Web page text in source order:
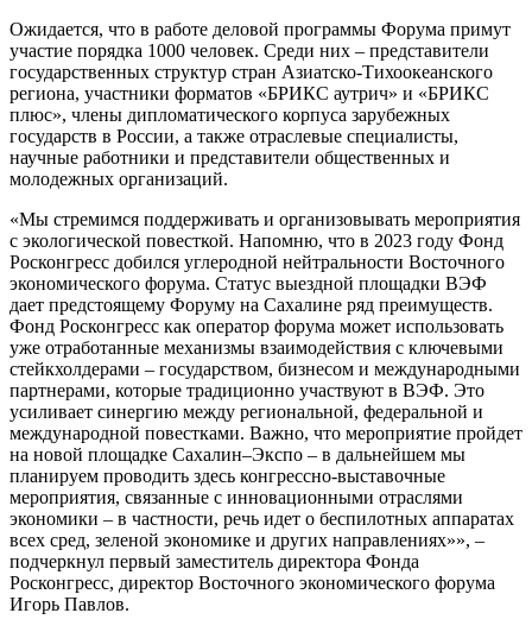
Ожидается, что в работе деловой программы Форума примут
участие порядка 1000 человек. Среди них – представители
государственных структур стран Азиатско-Тихоокеанского
региона, участники форматов «БРИКС аутрич» и «БРИКС
плюс», члены дипломатического корпуса зарубежных
государств в России, а также отраслевые специалисты,
научные работники и представители общественных и
молодежных организаций.
«Мы стремимся поддерживать и организовывать мероприятия
с экологической повесткой. Напомню, что в 2023 году Фонд
Росконгресс добился углеродной нейтральности Восточного
экономического форума. Статус выездной площадки ВЭФ
дает предстоящему Форуму на Сахалине ряд преимуществ.
Фонд Росконгресс как оператор форума может использовать
уже отработанные механизмы взаимодействия с ключевыми
стейкхолдерами – государством, бизнесом и международными
партнерами, которые традиционно участвуют в ВЭФ. Это
усиливает синергию между региональной, федеральной и
международной повестками. Важно, что мероприятие пройдет
на новой площадке Сахалин–Экспо – в дальнейшем мы
планируем проводить здесь конгрессно-выставочные
мероприятия, связанные с инновационными отраслями
экономики – в частности, речь идет о беспилотных аппаратах
всех сред, зеленой экономике и других направлениях»», –
подчеркнул первый заместитель директора Фонда
Росконгресс, директор Восточного экономического форума
Игорь Павлов.